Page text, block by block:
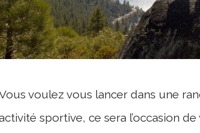
voulez vous lancer dans une
sportive, ce sera l’occasion